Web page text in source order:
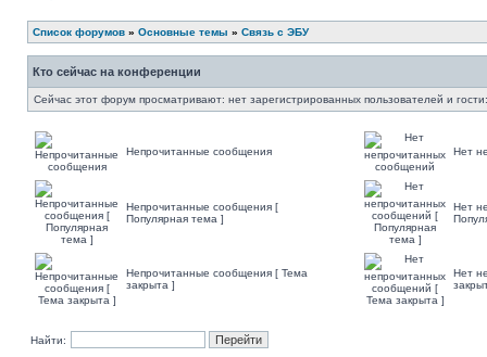
Список форумов » Основные темы » Связь с ЭБУ
Кто сейчас на конференции
Сейчас этот форум просматривают: нет зарегистрированных пользователей и
Непрочитанные сообщения Нет
Непрочитанные сообщения [
Популярная тема ]
Нет
Непрочитанные сообщения [ Тема
закрыта ]
Нет
Найти: